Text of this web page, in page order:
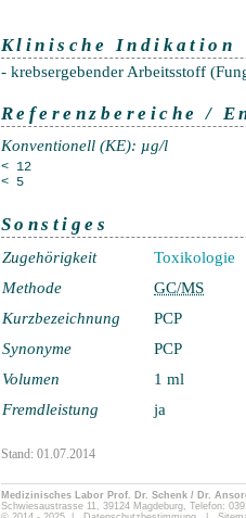
Klinische Indikation
- krebsergebender Arbeitsstoff
Referenzbereiche /
Konventionell (KE): µg/l
< 12
< 5
Sonstiges
Zugehörigkeit
Toxikologie
Methode
GC/MS
Kurzbezeichnung
PCP
Synonyme
PCP
Volumen
1 ml
Fremdleistung
ja
Stand: 01.07.2014
Medizinisches Labor Prof. Dr. Schenk / Dr.
Schwiesaustrasse 11, 39124 Magdeburg, Telefon: